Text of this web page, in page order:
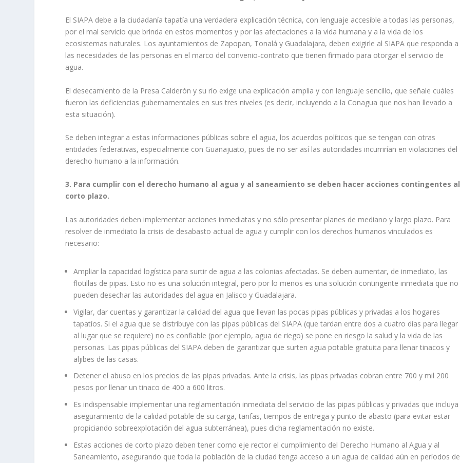
El SIAPA debe a la ciudadanía tapatía una verdadera explicación técnica, con lenguaje accesible a todas las personas,
por el mal servicio que brinda en estos momentos y por las afectaciones a la vida humana y a la vida de los
ecosistemas naturales. Los ayuntamientos de Zapopan, Tonalá y Guadalajara, deben exigirle al SIAPA que responda a
las necesidades de las personas en el marco del convenio-contrato que tienen firmado para otorgar el servicio de
agua.
El desecamiento de la Presa Calderón y su río exige una explicación amplia y con lenguaje sencillo, que señale cuáles
fueron las deficiencias gubernamentales en sus tres niveles (es decir, incluyendo a la Conagua que nos han llevado a
esta situación).
Se deben integrar a estas informaciones públicas sobre el agua, los acuerdos políticos que se tengan con otras
entidades federativas, especialmente con Guanajuato, pues de no ser así las autoridades incurrirían en violaciones del
derecho humano a la información.
3. Para cumplir con el derecho humano al agua y al saneamiento se deben hacer acciones contingentes al
corto plazo.
Las autoridades deben implementar acciones inmediatas y no sólo presentar planes de mediano y largo plazo. Para
resolver de inmediato la crisis de desabasto actual de agua y cumplir con los derechos humanos vinculados es
necesario:
Ampliar la capacidad logística para surtir de agua a las colonias afectadas. Se deben aumentar, de inmediato, las
flotillas de pipas. Esto no es una solución integral, pero por lo menos es una solución contingente inmediata que no
pueden desechar las autoridades del agua en Jalisco y Guadalajara.
Vigilar, dar cuentas y garantizar la calidad del agua que llevan las pocas pipas públicas y privadas a los hogares
tapatíos. Si el agua que se distribuye con las pipas públicas del SIAPA (que tardan entre dos a cuatro días para llegar
al lugar que se requiere) no es confiable (por ejemplo, agua de riego) se pone en riesgo la salud y la vida de las
personas. Las pipas públicas del SIAPA deben de garantizar que surten agua potable gratuita para llenar tinacos y
aljibes de las casas.
Detener el abuso en los precios de las pipas privadas. Ante la crisis, las pipas privadas cobran entre 700 y mil 200
pesos por llenar un tinaco de 400 a 600 litros.
Es indispensable implementar una reglamentación inmediata del servicio de las pipas públicas y privadas que incluya
aseguramiento de la calidad potable de su carga, tarifas, tiempos de entrega y punto de abasto (para evitar estar
propiciando sobreexplotación del agua subterránea), pues dicha reglamentación no existe.
Estas acciones de corto plazo deben tener como eje rector el cumplimiento del Derecho Humano al Agua y al
Saneamiento, asegurando que toda la población de la ciudad tenga acceso a un agua de calidad aún en períodos de